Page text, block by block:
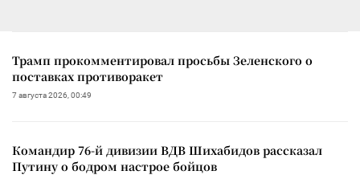
Трамп прокомментировал просьбы Зеленского о
поставках противоракет
7 августа 2026, 00:49
Командир 76-й дивизии ВДВ Шихабидов рассказал
Путину о бодром настрое бойцов